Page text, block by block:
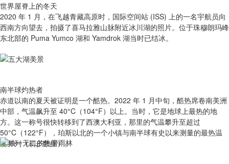
世界屋脊上的冬天
2020 年 1 月，在飞越青藏高原时，国际空间站 (ISS) 上的一名宇航员向
西南方向望去，拍摄了喜马拉雅山脉附近冰川湖的照片。位于珠穆朗玛峰
东北部的 Puma Yumco 湖和 Yamdrok 湖当时已结冰。
南半球灼热者
赤道以南的夏天被证明是一个酷热。2022 年 1 月中旬，酷热席卷南美洲
中部，气温飙升至 40°C（104°F）以上。当时，它是地球上最热的地
方。这一称号很快转移到了西澳大利亚，那里的气温攀升至超过
50°C（122°F），珀斯以北的一个小镇与南半球有史以来测量的最热温
度并列（初步数据）。